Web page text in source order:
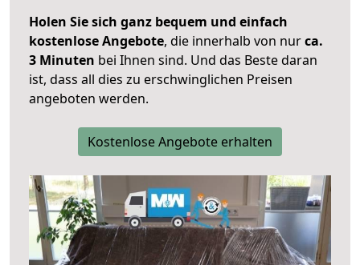
Holen Sie sich ganz bequem und einfach
kostenlose Angebote, die innerhalb von nurca.
3 Minuten bei Ihnen sind. Und das Beste daran
ist, dass all dies zu erschwinglichen Preisen
angeboten werden.
Kostenlose Angebote erhalten